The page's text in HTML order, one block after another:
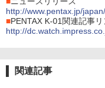
http://www.pentax.jp/
■PENTAX K-01関連記事
http://
関連記事